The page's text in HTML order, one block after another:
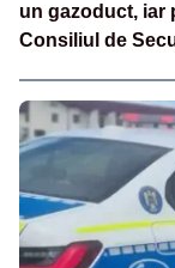
un gazoduct, iar
Consiliul de